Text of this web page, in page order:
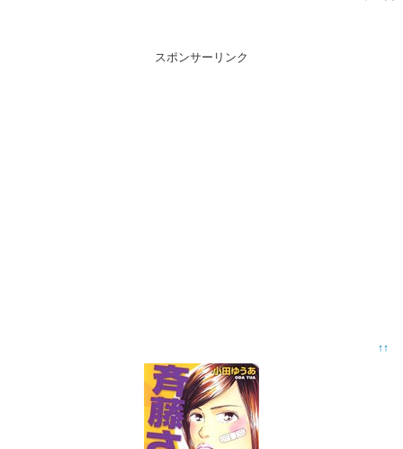
スポンサーリンク
↑↑